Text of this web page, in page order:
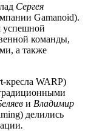
Сергея
Gamanoid).
успешной
команды,
а также
кресла WARP)
и Владимир
делились
.